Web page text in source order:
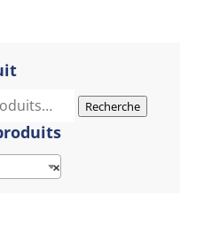
Recherche
×